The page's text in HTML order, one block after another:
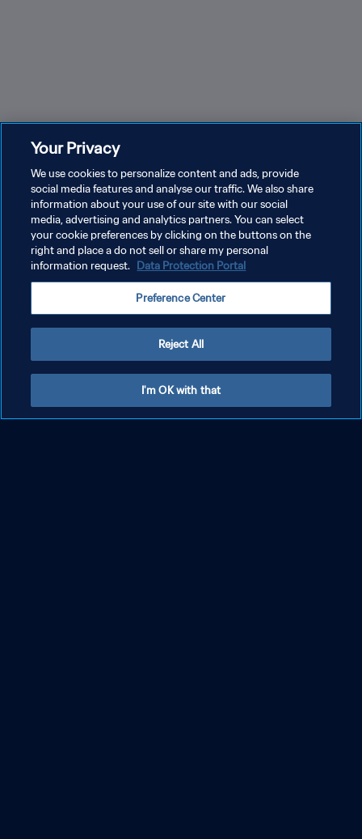
Your Privacy
We use cookies to personalize content and ads, provide
social media features and analyse our traffic. We also share
information about your use of our site with our social
media, advertising and analytics partners. You can select
your cookie preferences by clicking on the buttons on the
right and place a do not sell or share my personal
information request. Data Protection Portal
Preference Center
Reject All
I'm OK with that